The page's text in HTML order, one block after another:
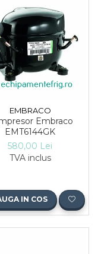
EMBRACO
Embraco
EMT6144GK
580,00 Lei
TVA inclus
IN COS